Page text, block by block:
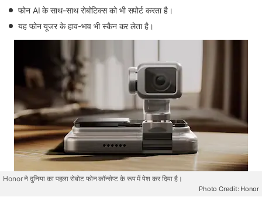
फोन AI के साथ-साथ रोबोटिक्स को भी सपोर्ट करता है।
यह फोन यूजर के हाव-भाव भी स्कैन कर लेता है।
Honor ने दुनिया का पहला रोबोट फोन कॉन्सेप्ट के रूप में पेश कर दिया है।
Photo Credit: Honor